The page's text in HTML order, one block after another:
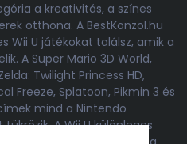
a kreativitás, a színes
otthona. A BestKonzol.hu
Wii U játékokat találsz, amik a
A Super Mario 3D World,
Twilight Princess HD,
Freeze, Splatoon, Pikmin 3 és
mind a Nintendo
A Wii U különleges